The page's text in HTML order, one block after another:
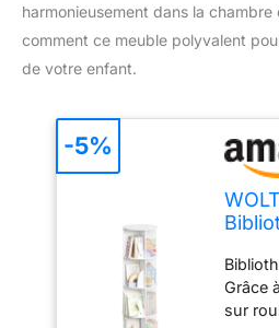
harmonieusement dans la
comment ce meuble polyvalent
de votre enfant.
et
Grâce
sur
-5%